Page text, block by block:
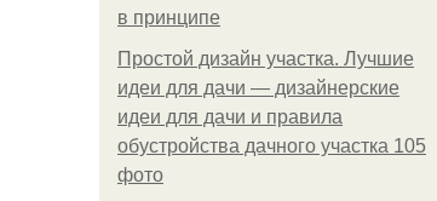
в принципе
Простой дизайн участка. Лучшие
идеи для дачи — дизайнерские
идеи для дачи и правила
обустройства дачного участка 105
фото